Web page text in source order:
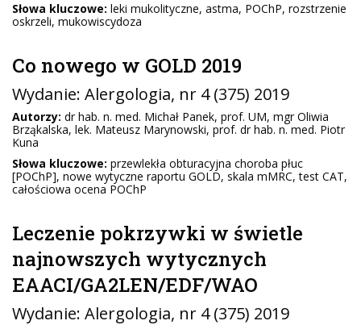
Słowa kluczowe: leki mukolityczne, astma, POChP, rozstrzenie
oskrzeli, mukowiscydoza
Co nowego w GOLD 2019
Wydanie: Alergologia, nr 4 (375) 2019
Autorzy: dr hab. n. med. Michał Panek, prof. UM, mgr Oliwia
Brząkalska, lek. Mateusz Marynowski, prof. dr hab. n. med. Piotr
Kuna
Słowa kluczowe: przewlekła obturacyjna choroba płuc
[POChP], nowe wytyczne raportu GOLD, skala mMRC, test CAT,
całościowa ocena POChP
Leczenie pokrzywki w świetle
najnowszych wytycznych
EAACI/GA2LEN/EDF/WAO
Wydanie: Alergologia, nr 4 (375) 2019